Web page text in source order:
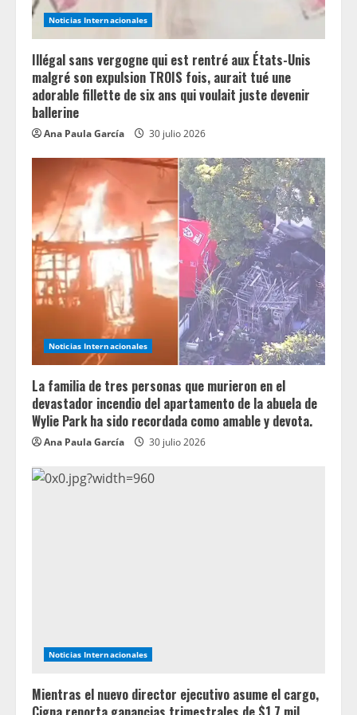
i
n
g
Noticias Internacionales
Illégal sans vergogne qui est rentré aux États-Unis
malgré son expulsion TROIS fois, aurait tué une
adorable fillette de six ans qui voulait juste devenir
ballerine
Ana Paula García 30 julio 2026
Noticias Internacionales
La familia de tres personas que murieron en el
devastador incendio del apartamento de la abuela de
Wylie Park ha sido recordada como amable y devota.
Ana Paula García 30 julio 2026
Noticias Internacionales
Mientras el nuevo director ejecutivo asume el cargo,